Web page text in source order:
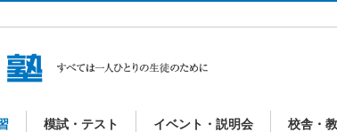
模試・テスト イベント・説明会 校舎・